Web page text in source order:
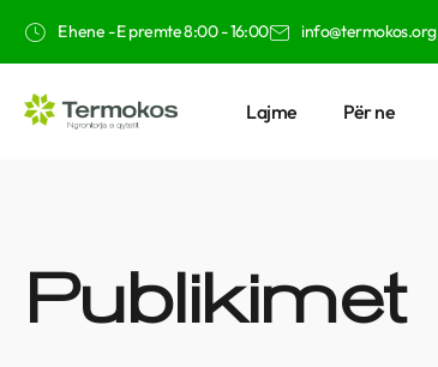
E hene - E premte 8:00 - 16:00 info@termokos.org
Lajme Për ne
Publikimet